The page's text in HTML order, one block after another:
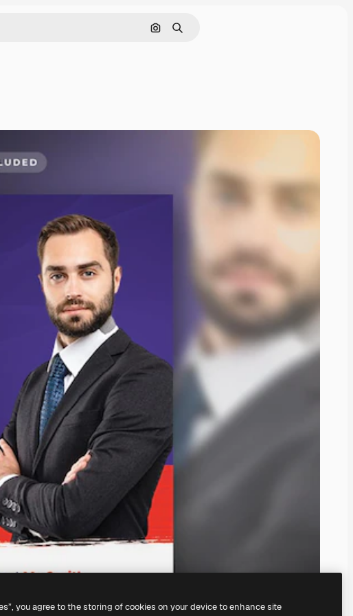
Nach Bild suchen
Suchen
you agree to the storing of cookies on your device to enhance site